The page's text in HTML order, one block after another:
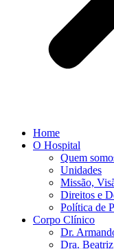
Home
O Hospital
Quem
Unidades
Missão,
Direitos e
Política de
Corpo Clínico
Dr.
Dra.